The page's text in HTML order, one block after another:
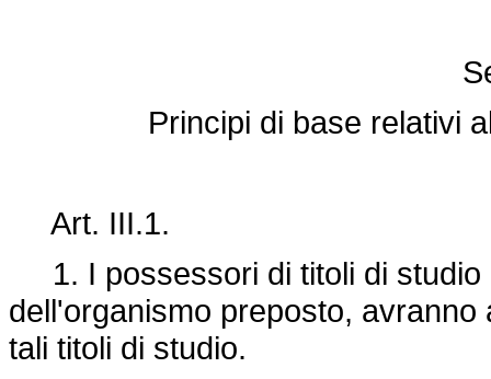
Principi di base relativi
Art. III.1.
1. I possessori di titoli di studio
dell'organismo preposto,
tali titoli di studio.